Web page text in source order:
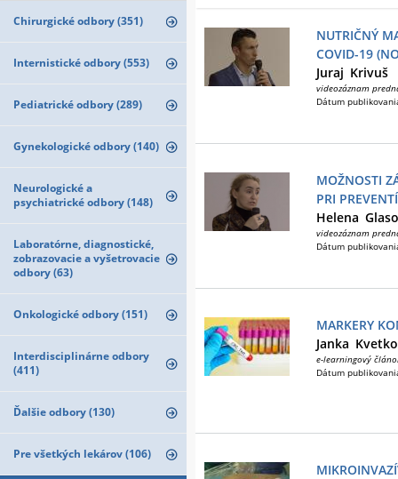
Chirurgické odbory (351)
Internistické odbory (553)
Pediatrické odbory (289)
Gynekologické odbory (140)
Neurologické a
psychiatrické odbory (148)
Laboratórne, diagnostické,
zobrazovacie a vyšetrovacie
odbory (63)
Onkologické odbory (151)
Interdisciplinárne odbory
(411)
Ďalšie odbory (130)
Pre všetkých lekárov (106)
NUTRIČNÝ
COVID-19
Juraj Krivuš
videozáznam
Dátum
MOŽNOSTI
PRI
Helena
videozáznam
Dátum
MARKERY
Janka
e-learningový
Dátum